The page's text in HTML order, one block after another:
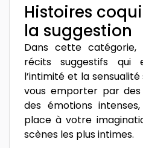
Histoires
la suggestion
Dans cette catégorie,
récits suggestifs qui
l’intimité et la
vous emporter par
des émotions
place à votre
scènes les plus intimes.